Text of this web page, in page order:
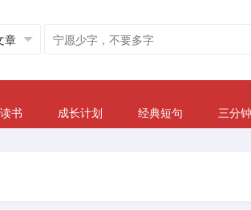
书 成长计划 经典短句
三分